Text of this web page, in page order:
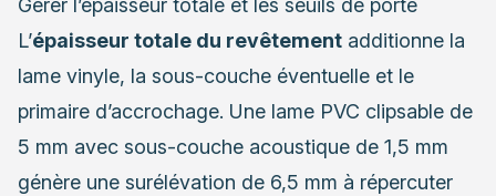
Gérer l’épaisseur totale et les seuils de porte
L’épaisseur totale du revêtement additionne la
lame vinyle, la sous-couche éventuelle et le
primaire d’accrochage. Une lame PVC clipsable de
5 mm avec sous-couche acoustique de 1,5 mm
génère une surélévation de 6,5 mm à répercuter